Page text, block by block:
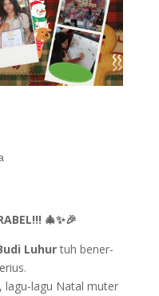
🎄✨🎉
Luhurtuh bener-
lagu-lagu Natal muter